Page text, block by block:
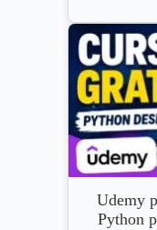
Udemy
Python